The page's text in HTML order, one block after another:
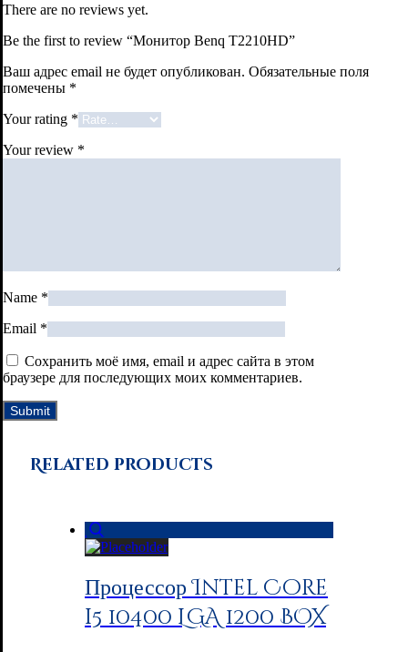
There are no reviews yet.
Be the first to review “Монитор Benq T2210НD”
Ваш адрес email не будет опубликован. Обязательные поля
помечены *
Your rating *
Your review *
Name *
Email *
Сохранить моё имя, email и адрес сайта в этом
браузере для последующих моих комментариев.
Related products
Процессор Intel Core
i5 10400 LGA 1200 BOX